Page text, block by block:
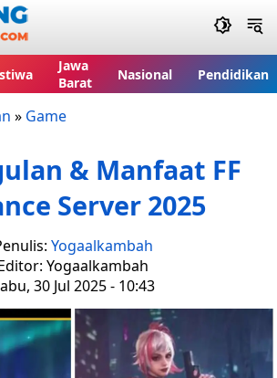
Jawa
Barat
Nasional Pendidikan
» Game
& Manfaat FF
Server 2025
Yogaalkambah
Yogaalkambah
30 Jul 2025 - 10:43